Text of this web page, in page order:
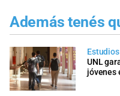
Además tenés
UNL
jóvenes